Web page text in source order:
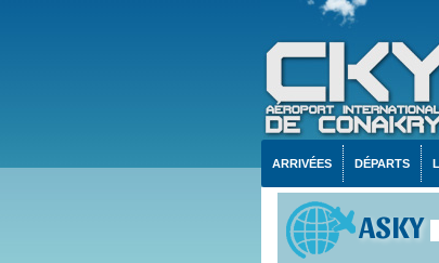
ARRIVÉES DÉPARTS
ASKY